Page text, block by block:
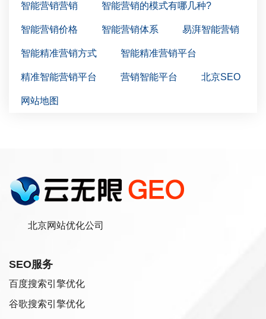
智能营销营销 智能营销的模式有哪几种?
智能营销价格 智能营销体系 易湃智能营销
智能精准营销方式 智能精准营销平台
精准智能营销平台 营销智能平台 北京SEO
网站地图
北京网站优化公司
SEO服务
百度搜索引擎优化
谷歌搜索引擎优化